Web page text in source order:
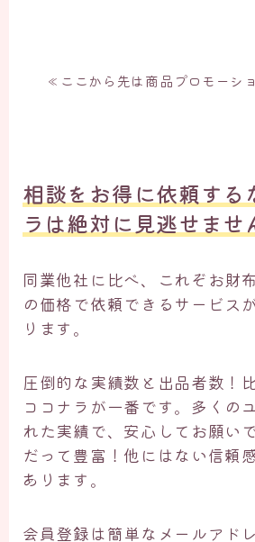
≪ここから先は商品プロモーシ
相談をお得に依頼する
ラは絶対に見逃せませ
同業他社に比べ、これぞお財
の価格で依頼できるサービス
ります。
圧倒的な実績数と出品者数！
ココナラが一番です。多くの
れた実績で、安心してお願い
だって豊富！他にはない信頼
あります。
会員登録は簡単なメールアド